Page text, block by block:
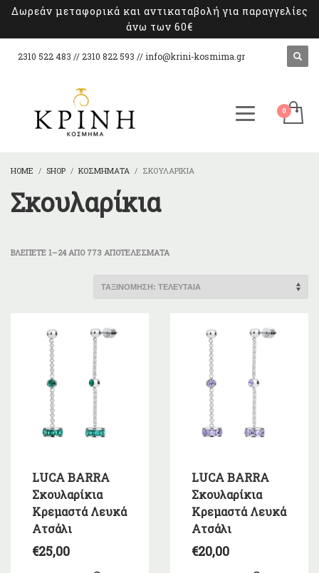
Δωρεάν μεταφορικά και αντικαταβολή για παραγγελίες
άνω των 60€
2310 522 483 // 2310 822 593 // info@krini-kosmima.gr
HOME SHOP ΚΟΣΜΉΜΑΤΑ ΣΚΟΥΛΑΡΊΚΙΑ
Σκουλαρίκια
ΒΛΈΠΕΤΕ 1–24 ΑΠΌ 773 ΑΠΟΤΕΛΈΣΜΑΤΑSORTED
LATEST
LUCA BARRA
Σκουλαρίκια
Κρεμαστά Λευκά
Ατσάλι
€25,00
LUCA BARRA
Σκουλαρίκια
Κρεμαστά Λευκά
Ατσάλι
€20,00